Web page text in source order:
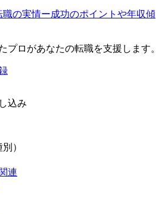
職の実情ー成功のポイントや年収傾
プロがあなたの転職を支援します。
込み
）
連